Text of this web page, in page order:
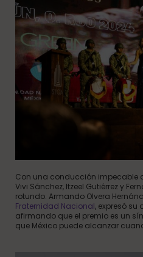
Con una conducción impecable
Vivi Sánchez, Itzeel Gutiérrez y
rotundo. Armando Olvera
Fraternidad Nacional, expresó su
afirmando que el premio es un
que México puede alcanzar